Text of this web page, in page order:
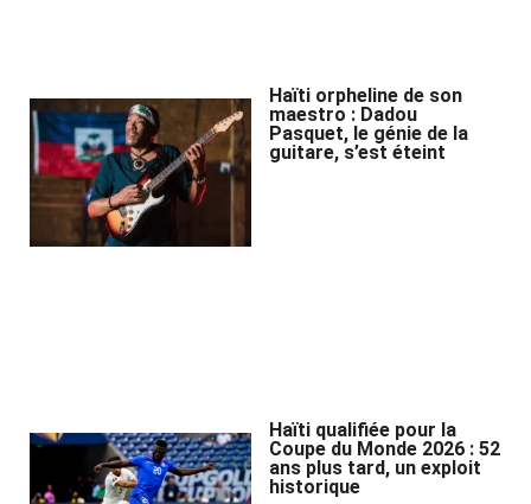
Haïti orpheline de son
maestro : Dadou
Pasquet, le génie de la
guitare, s’est éteint
Haïti qualifiée pour la
Coupe du Monde 2026 : 52
ans plus tard, un exploit
historique